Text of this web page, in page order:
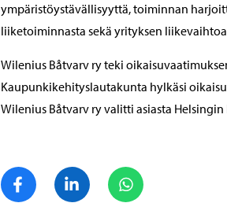
ympäristöystävällisyyttä, toiminnan
liiketoiminnasta sekä yrityksen
Wilenius Båtvarv ry teki
Kaupunkikehityslautakunta hylkäsi
Wilenius Båtvarv ry valitti asiasta
Jaa FacebookJaa LinkedIn